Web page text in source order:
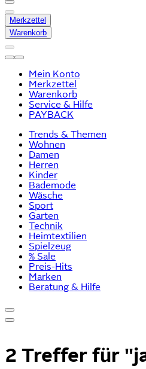
Merkzettel
Warenkorb
Mein Konto
Merkzettel
Warenkorb
Service & Hilfe
PAYBACK
Trends & Themen
Wohnen
Damen
Herren
Kinder
Bademode
Wäsche
Sport
Garten
Technik
Heimtextilien
Spielzeug
% Sale
Preis-Hits
Marken
Beratung & Hilfe
2 Treffer für